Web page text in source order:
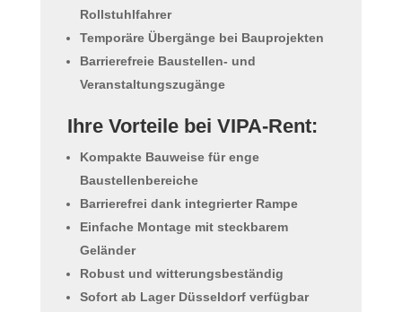
Rollstuhlfahrer
Temporäre Übergänge bei Bauprojekten
Barrierefreie Baustellen- und
Veranstaltungszugänge
Ihre Vorteile bei VIPA-Rent:
Kompakte Bauweise für enge
Baustellenbereiche
Barrierefrei dank integrierter Rampe
Einfache Montage mit steckbarem
Geländer
Robust und witterungsbeständig
Sofort ab Lager Düsseldorf verfügbar